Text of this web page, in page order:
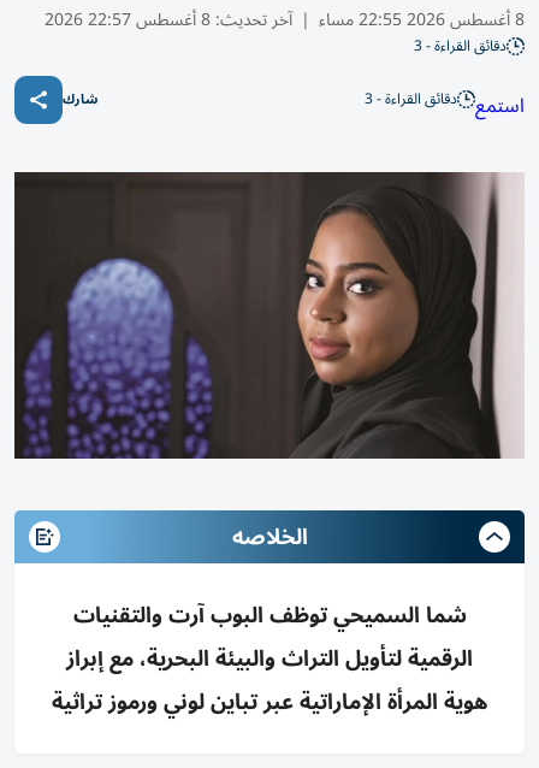
8 أغسطس 2026 22:55 مساء | آخر تحديث:8 أغسطس 22:57 2026
دقائق القراءة - 3
استمع دقائق القراءة - 3 شارك
الخلاصه
شما السميحي توظف البوب آرت والتقنيات
الرقمية لتأويل التراث والبيئة البحرية، مع إبراز
هوية المرأة الإماراتية عبر تباين لوني ورموز تراثية